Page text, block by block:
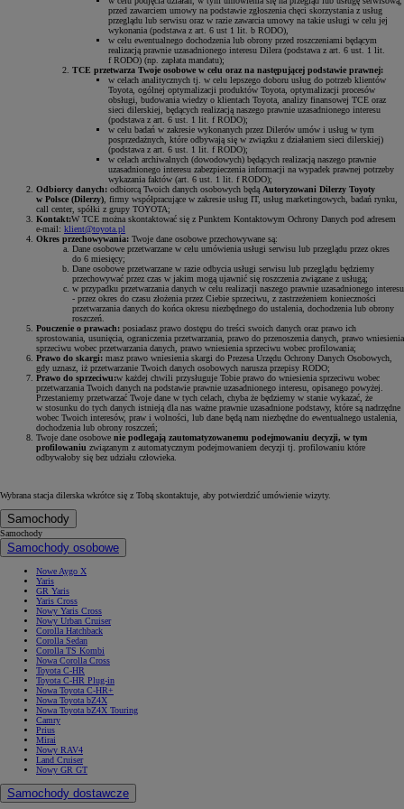
przed zawarciem umowy na podstawie zgłoszenia chęci skorzystania z usług
przeglądu lub serwisu oraz w razie zawarcia umowy na takie usługi w celu jej
wykonania (podstawa z art. 6 ust 1 lit. b RODO),
w celu ewentualnego dochodzenia lub obrony przed roszczeniami będącym
realizacją prawnie uzasadnionego interesu Dilera (podstawa z art. 6 ust. 1 lit.
f RODO) (np. zapłata mandatu);
TCE przetwarza Twoje osobowe w celu oraz na następującej podstawie prawnej:
w celach analitycznych tj. w celu lepszego doboru usług do potrzeb klientów
Toyota, ogólnej optymalizacji produktów Toyota, optymalizacji procesów
obsługi, budowania wiedzy o klientach Toyota, analizy finansowej TCE oraz
sieci dilerskiej, będących realizacją naszego prawnie uzasadnionego interesu
(podstawa z art. 6 ust. 1 lit. f RODO);
w celu badań w zakresie wykonanych przez Dilerów umów i usług w tym
posprzedażnych, które odbywają się w związku z działaniem sieci dilerskiej)
(podstawa z art. 6 ust. 1 lit. f RODO);
w celach archiwalnych (dowodowych) będących realizacją naszego prawnie
uzasadnionego interesu zabezpieczenia informacji na wypadek prawnej potrzeby
wykazania faktów (art. 6 ust. 1 lit. f RODO);
Odbiorcy danych: odbiorcą Twoich danych osobowych będą Autoryzowani Dilerzy Toyoty
w Polsce (Dilerzy) , firmy współpracujące w zakresie usług IT, usług marketingowych, badań rynku,
call center, spółki z grupy TOYOTA;
Kontakt:W TCE można skontaktować się z Punktem Kontaktowym Ochrony Danych pod adresem
e-mail: klient@toyota.pl
Okres przechowywania: Twoje dane osobowe przechowywane są:
Dane osobowe przetwarzane w celu umówienia usługi serwisu lub przeglądu przez okres
do 6 miesięcy;
Dane osobowe przetwarzane w razie odbycia usługi serwisu lub przeglądu będziemy
przechowywać przez czas w jakim mogą ujawnić się roszczenia związane z usługą;
w przypadku przetwarzania danych w celu realizacji naszego prawnie uzasadnionego interesu
- przez okres do czasu złożenia przez Ciebie sprzeciwu, z zastrzeżeniem konieczności
przetwarzania danych do końca okresu niezbędnego do ustalenia, dochodzenia lub obrony
roszczeń.
Pouczenie o prawach: posiadasz prawo dostępu do treści swoich danych oraz prawo ich
sprostowania, usunięcia, ograniczenia przetwarzania, prawo do przenoszenia danych, prawo wniesienia
sprzeciwu wobec przetwarzania danych, prawo wniesienia sprzeciwu wobec profilowania;
Prawo do skargi: masz prawo wniesienia skargi do Prezesa Urzędu Ochrony Danych Osobowych,
gdy uznasz, iż przetwarzanie Twoich danych osobowych narusza przepisy RODO;
Prawo do sprzeciwu:w każdej chwili przysługuje Tobie prawo do wniesienia sprzeciwu wobec
przetwarzania Twoich danych na podstawie prawnie uzasadnionego interesu, opisanego powyżej.
Przestaniemy przetwarzać Twoje dane w tych celach, chyba że będziemy w stanie wykazać, że
w stosunku do tych danych istnieją dla nas ważne prawnie uzasadnione podstawy, które są nadrzędne
wobec Twoich interesów, praw i wolności, lub dane będą nam niezbędne do ewentualnego ustalenia,
dochodzenia lub obrony roszczeń;
Twoje dane osobowe nie podlegają zautomatyzowanemu podejmowaniu decyzji, w tym
profilowaniu związanym z automatycznym podejmowaniem decyzji tj. profilowaniu które
odbywałoby się bez udziału człowieka.
Wybrana stacja dilerska wkrótce się z Tobą skontaktuje, aby potwierdzić umówienie wizyty.
Samochody
Samochody
Samochody osobowe
Nowe Aygo X
Yaris
GR Yaris
Yaris Cross
Nowy Yaris Cross
Nowy Urban Cruiser
Corolla Hatchback
Corolla Sedan
Corolla TS Kombi
Nowa Corolla Cross
Toyota C-HR
Toyota C-HR Plug-in
Nowa Toyota C-HR+
Nowa Toyota bZ4X
Nowa Toyota bZ4X Touring
Camry
Prius
Mirai
Nowy RAV4
Land Cruiser
Nowy GR GT
Samochody dostawcze